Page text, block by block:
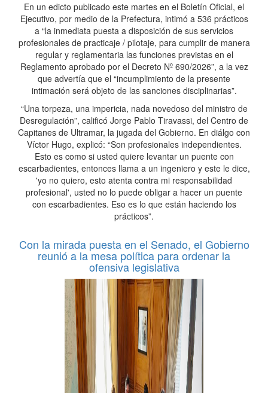
En un edicto publicado este martes en el Boletín Oficial, el
Ejecutivo, por medio de la Prefectura, intimó a 536 prácticos
a “la inmediata puesta a disposición de sus servicios
profesionales de practicaje / pilotaje, para cumplir de manera
regular y reglamentaria las funciones previstas en el
Reglamento aprobado por el Decreto Nº 690/2026”, a la vez
que advertía que el “incumplimiento de la presente
intimación será objeto de las sanciones disciplinarias”.
“Una torpeza, una impericia, nada novedoso del ministro de
Desregulación”, calificó Jorge Pablo Tiravassi, del Centro de
Capitanes de Ultramar, la jugada del Gobierno. En diálgo con
Víctor Hugo, explicó: “Son profesionales independientes.
Esto es como si usted quiere levantar un puente con
escarbadientes, entonces llama a un ingeniero y este le dice,
'yo no quiero, esto atenta contra mi responsabilidad
profesional', usted no lo puede obligar a hacer un puente
con escarbadientes. Eso es lo que están haciendo los
prácticos”.
Con la mirada puesta en el Senado, el Gobierno
reunió a la mesa política para ordenar la
ofensiva legislativa